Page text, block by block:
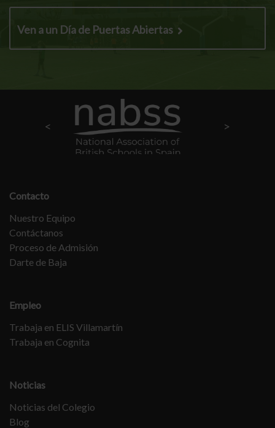
Ven a un Día de Puertas Abiertas
Contacto
Nuestro Equipo
Contáctanos
Proceso de Admisión
Darte de Baja
Empleo
Trabaja en ELIS Villamartín
Trabaja en Cognita
Noticias
Noticias del Colegio
Blog